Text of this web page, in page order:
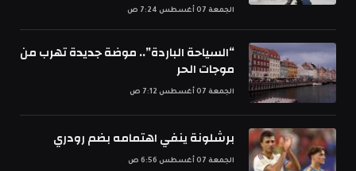
الجمعة 07 أغسطس 7:24 ص
“السياحة الباردة”.. موضة جديدة تهرب من
موجات الحر
الجمعة 07 أغسطس 7:12 ص
برشلونة ينفي اهتمامه بضم رودري
الجمعة 07 أغسطس 6:56 ص